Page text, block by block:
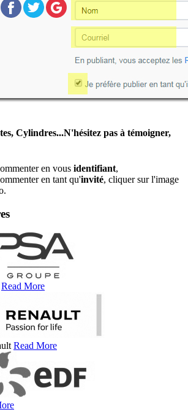
Cylindres...N'hésitez pas à témoigner,
en vous identifiant,
en tant qu'invité, cliquer sur l'image
Read More
Read More